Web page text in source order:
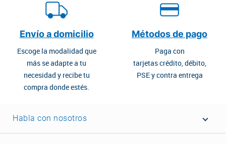
Envío a domicilio
Escoge la modalidad que
más se adapte a tu
necesidad y recibe tu
compra donde estés.
Métodos de pago
Paga con
tarjetas crédito, débito,
PSE y contra entrega
Habla con nosotros